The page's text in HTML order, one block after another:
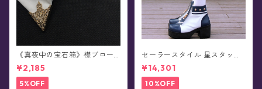
《真夜中の宝石箱》襟ブロー
チ/カラータックピン(2個セッ
ト/全5色)
¥2,185
5%OFF
セーラースタイル 星スタッズ
ショートブーツ(全3色)
¥14,301
10%OFF